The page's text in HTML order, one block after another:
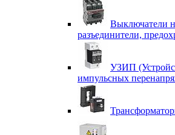
Выключатели
разъединители,
УЗИП
импульсных